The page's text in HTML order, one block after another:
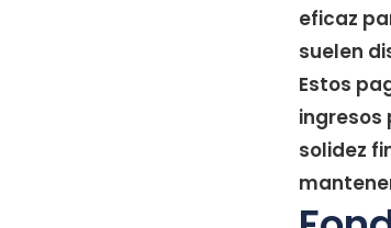
eficaz
suelen
Estos
ingresos
solidez